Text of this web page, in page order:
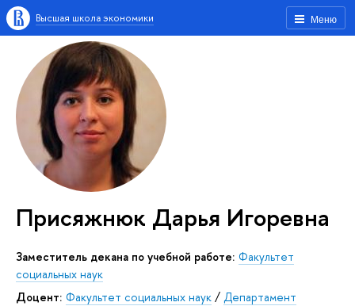
Меню
Высшая школа экономики
Присяжнюк Дарья Игоревна
Заместитель декана по учебной работе: Факультет
социальных наук
Доцент: Факультет социальных наук / Департамент